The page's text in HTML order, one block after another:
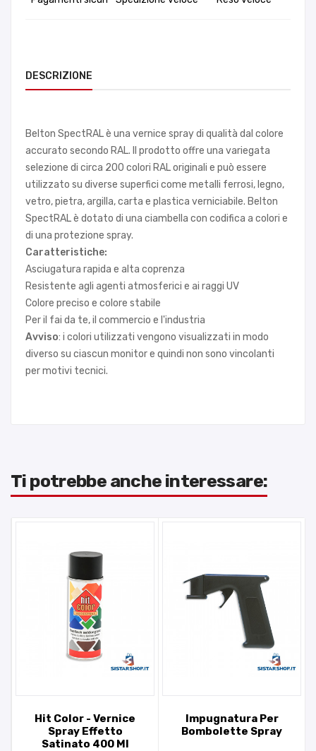
DESCRIZIONE
Belton SpectRAL è una vernice spray di qualità dal colore
accurato secondo RAL. Il prodotto offre una variegata
selezione di circa 200 colori RAL originali e può essere
utilizzato su diverse superfici come metalli ferrosi, legno,
vetro, pietra, argilla, carta e plastica verniciabile. Belton
SpectRAL è dotato di una ciambella con codifica a colori e
di una protezione spray.
Caratteristiche:
Asciugatura rapida e alta coprenza
Resistente agli agenti atmosferici e ai raggi UV
Colore preciso e colore stabile
Per il fai da te, il commercio e l'industria
Avviso: i colori utilizzati vengono visualizzati in modo
diverso su ciascun monitor e quindi non sono vincolanti
per motivi tecnici.
Ti potrebbe anche interessare:
Hit Color - Vernice
Spray Effetto
Satinato 400 Ml
Impugnatura Per
Bombolette Spray